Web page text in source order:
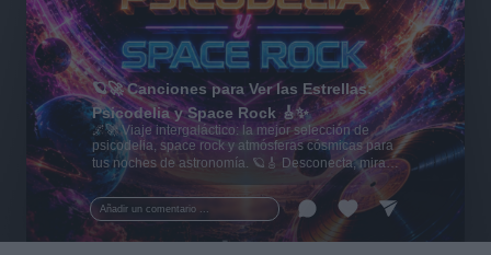
Añadir un comentario ...
🪐🚀 Canciones para Ver las Estrellas:
Psicodelia y Space Rock 🎸✨
🌌🚀 Viaje intergaláctico: la mejor selección de
psicodelia, space rock y atmósferas cósmicas para
tus noches de astronomía. 🪐🎸 Desconecta, mira
al firmamento y siente la gravedad cero. 💾 ¡Guarda
esta colección para tu próxima noche estrellada!
✨⭐